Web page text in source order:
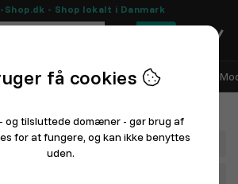
Shop.dk - Shop lokalt i Danmark
0
Sælg med Ponduz Alle afdelinger
Afdeling
få cookies
og tilsluttede domæner - gør brug af
for at fungere, og kan ikke benyttes
uden.